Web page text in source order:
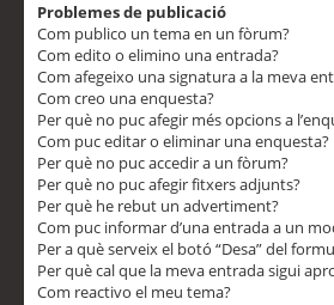
Problemes de publicació
Com publico un tema en un fòrum?
Com edito o elimino una entrada?
Com afegeixo una signatura a la meva
Com creo una enquesta?
Per què no puc afegir més opcions a
Com puc editar o eliminar una enquesta?
Per què no puc accedir a un fòrum?
Per què no puc afegir fitxers adjunts?
Per què he rebut un advertiment?
Com puc informar d’una entrada a un
Per a què serveix el botó “Desa” del
Per què cal que la meva entrada sigui
Com reactivo el meu tema?